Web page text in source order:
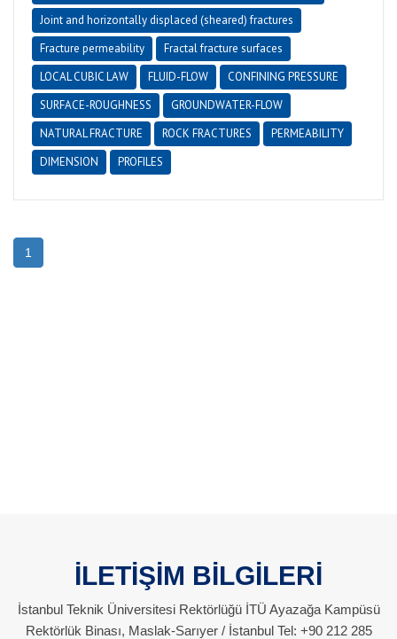
Joint and horizontally displaced (sheared) fractures
Fracture permeability
Fractal fracture surfaces
LOCAL CUBIC LAW
FLUID-FLOW
CONFINING PRESSURE
SURFACE-ROUGHNESS
GROUNDWATER-FLOW
NATURAL FRACTURE
ROCK FRACTURES
PERMEABILITY
DIMENSION
PROFILES
1
İLETİŞİM BİLGİLERİ
İstanbul Teknik Üniversitesi Rektörlüğü İTÜ Ayazağa Kampüsü
Rektörlük Binası, Maslak-Sarıyer / İstanbul Tel: +90 212 285